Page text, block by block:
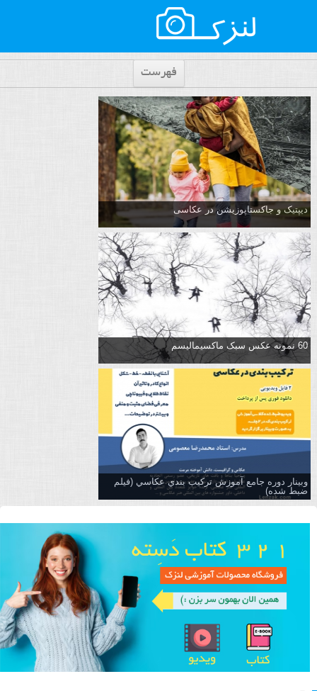
فهرست
دیپتیک و جاکستا‌پوزیشن در عکاسی
60 نمونه عکس سبک ماکسیمالیسم
وبینار دوره جامع آموزش تركيب بندي عكاسي (فیلم
ضبط شده)